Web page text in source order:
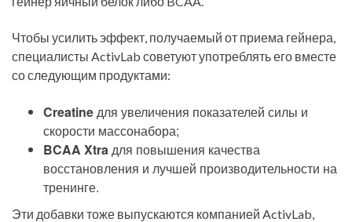
Чтобы усилить эффект, получаемый от приема гейнера,
специалисты ActivLab советуют употреблять его вместе
со следующим продуктами:
Creatine для увеличения показателей силы и
скорости массонабора;
BCAA Xtra для повышения качества
восстановления и лучшей производительности на
тренинге.
Эти добавки тоже выпускаются компанией ActivLab,